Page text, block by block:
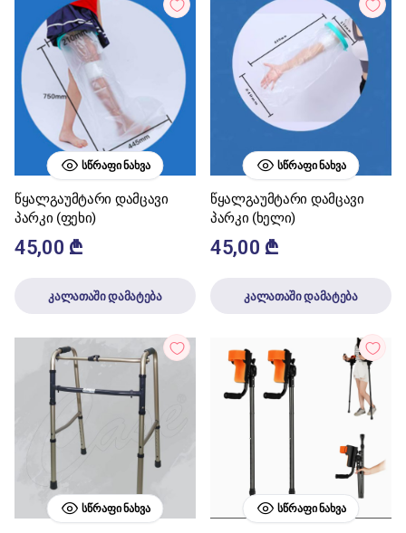
ᲡᲬᲠᲐᲤᲘ ᲜᲐᲮᲕᲐ
წყალგაუმტარი დამცავი
პარკი (ფეხი)
45,00 ₾
კალათაში დამატება
ᲡᲬᲠᲐᲤᲘ ᲜᲐᲮᲕᲐ
წყალგაუმტარი დამცავი
პარკი (ხელი)
45,00 ₾
კალათაში დამატება
ᲡᲬᲠᲐᲤᲘ ᲜᲐᲮᲕᲐ ᲡᲬᲠᲐᲤᲘ ᲜᲐᲮᲕᲐ